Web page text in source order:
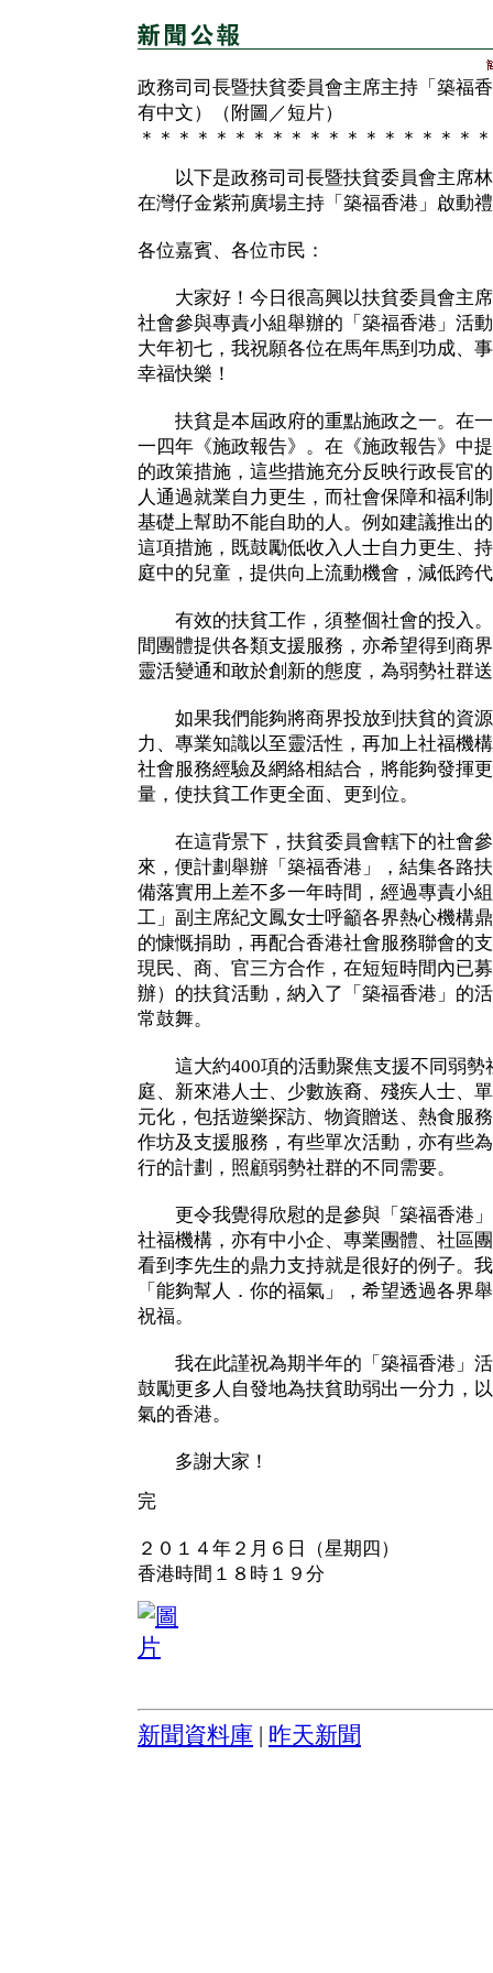
政務司司長暨扶貧委員會主席主持「築福
有中文）（附圖／短片）
＊＊＊＊＊＊＊＊＊＊＊＊＊＊＊＊＊＊
以下是政務司司長暨扶貧委員會主席林
在灣仔金紫荊廣場主持「築福香港」啟動
各位嘉賓、各位市民：
大家好！今日很高興以扶貧委員會主席
社會參與專責小組舉辦的「築福香港」活
大年初七，我祝願各位在馬年馬到功成、
幸福快樂！
扶貧是本屆政府的重點施政之一。在一
一四年《施政報告》。在《施政報告》中
的政策措施，這些措施充分反映行政長官
人通過就業自力更生，而社會保障和福利
基礎上幫助不能自助的人。例如建議推出
這項措施，既鼓勵低收入人士自力更生、
庭中的兒童，提供向上流動機會，減低跨
有效的扶貧工作，須整個社會的投入。
間團體提供各類支援服務，亦希望得到商
靈活變通和敢於創新的態度，為弱勢社群
如果我們能夠將商界投放到扶貧的資源
力、專業知識以至靈活性，再加上社福機
社會服務經驗及網絡相結合，將能夠發揮
量，使扶貧工作更全面、更到位。
在這背景下，扶貧委員會轄下的社會參
來，便計劃舉辦「築福香港」，結集各路
備落實用上差不多一年時間，經過專責小
工」副主席紀文鳳女士呼籲各界熱心機構
的慷慨捐助，再配合香港社會服務聯會的
現民、商、官三方合作，在短短時間內已
辦）的扶貧活動，納入了「築福香港」的
常鼓舞。
這大約400項的活動聚焦支援不同弱勢
庭、新來港人士、少數族裔、殘疾人士、
元化，包括遊樂探訪、物資贈送、熱食服
作坊及支援服務，有些單次活動，亦有些
行的計劃，照顧弱勢社群的不同需要。
更令我覺得欣慰的是參與「築福香港」
社福機構，亦有中小企、專業團體、社區
看到李先生的鼎力支持就是很好的例子。
「能夠幫人．你的福氣」，希望透過各界
祝福。
我在此謹祝為期半年的「築福香港」活
鼓勵更多人自發地為扶貧助弱出一分力，
氣的香港。
多謝大家！
完
２０１４年２月６日（星期四）
香港時間１８時１９分
新聞資料庫 昨天新聞